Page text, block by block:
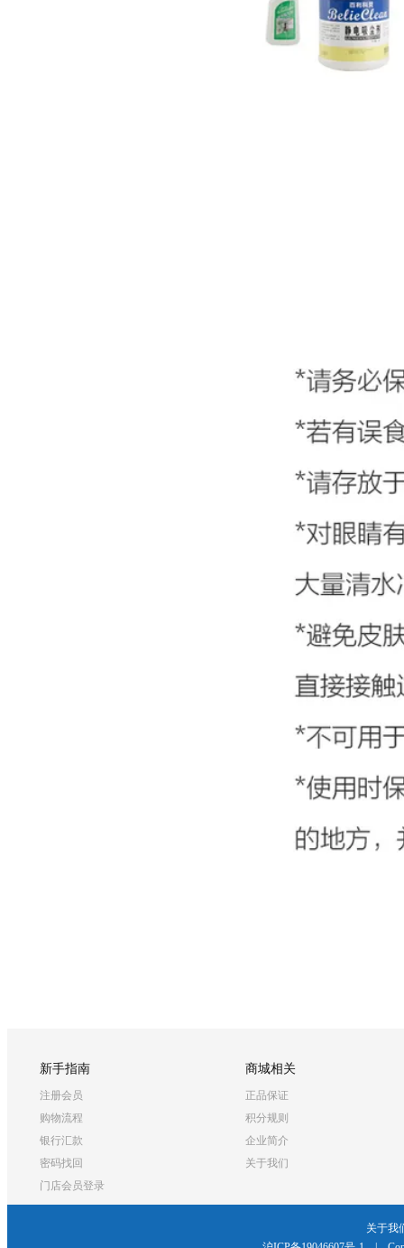
新手指南
注册会员
购物流程
银行汇款
密码找回
门店会员登录
商城相关
正品保证
积分规则
企业简介
关于我们
关于我